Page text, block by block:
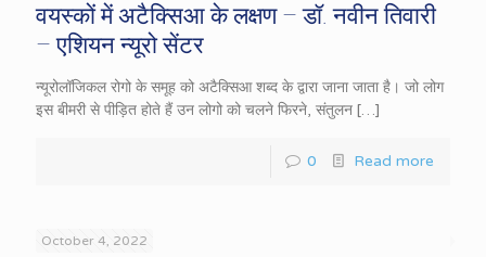
वयस्कों में अटैक्सिआ के लक्षण – डॉ. नवीन तिवारी
– एशियन न्यूरो सेंटर
न्यूरोलॉजिकल रोगो के समूह को अटैक्सिआ शब्द के द्वारा जाना जाता है। जो लोग
इस बीमरी से पीड़ित होते हैं उन लोगो को चलने फिरने, संतुलन […]
0 Read more
October 4, 2022